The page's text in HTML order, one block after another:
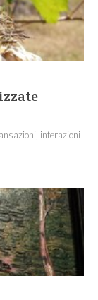
interazioni